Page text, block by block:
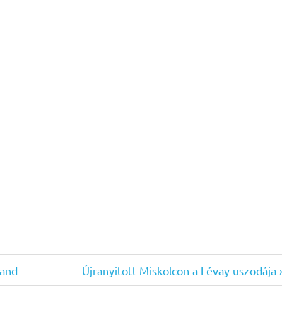
Next
Post:
Újranyitott Miskolcon a Lévay uszodája